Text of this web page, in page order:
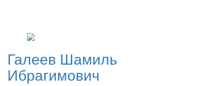
Галеев Шамиль
Ибрагимович